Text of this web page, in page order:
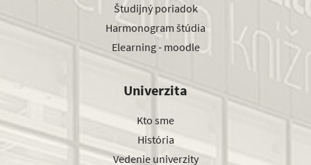
Študijný poriadok
Harmonogram štúdia
Elearning - moodle
Univerzita
Kto sme
História
Vedenie univerzity